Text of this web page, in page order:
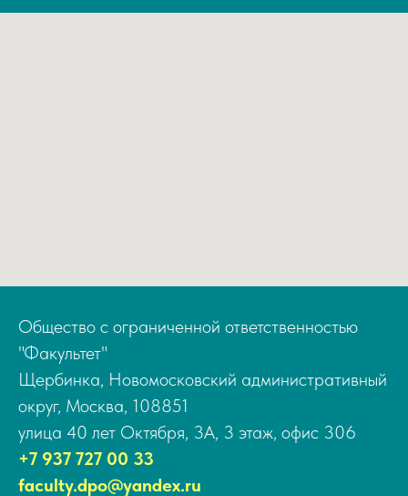
Общество с ограниченной ответственностью
"Факультет"
Щербинка, Новомосковский административный
округ, Москва, 108851
улица 40 лет Октября, 3А, 3 этаж, офис 306
+7 937 727 00 33
faculty.dpo@yandex.ru